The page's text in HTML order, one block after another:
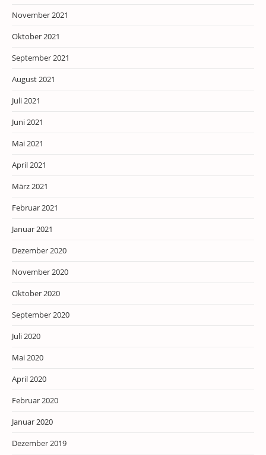
November 2021
Oktober 2021
September 2021
August 2021
Juli 2021
Juni 2021
Mai 2021
April 2021
März 2021
Februar 2021
Januar 2021
Dezember 2020
November 2020
Oktober 2020
September 2020
Juli 2020
Mai 2020
April 2020
Februar 2020
Januar 2020
Dezember 2019